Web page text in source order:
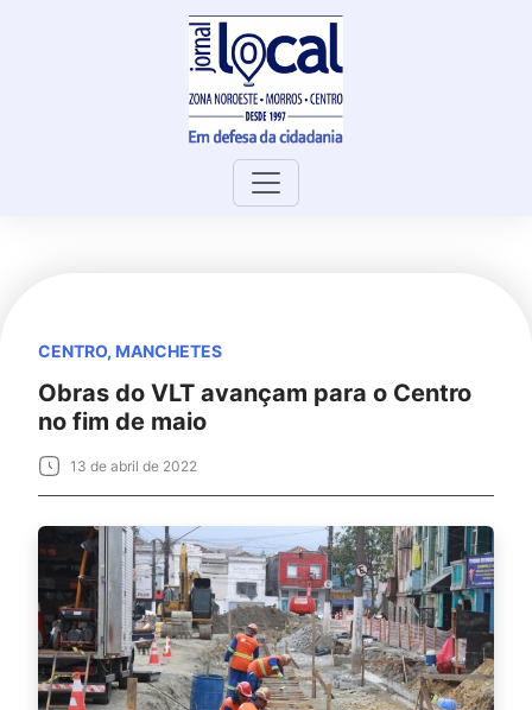
CENTRO, MANCHETES
Obras do VLT avançam para o Centro
no fim de maio
13 de abril de 2022